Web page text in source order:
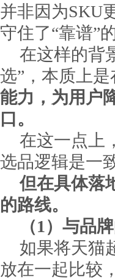
并非因为SKU
守住了“靠谱”
在这样的背
选”，本质上
能力，为用户
口。
在这一点上
选品逻辑是一
但在具体落
的路线。
（1）与品
如果将天猫
放在一起比较